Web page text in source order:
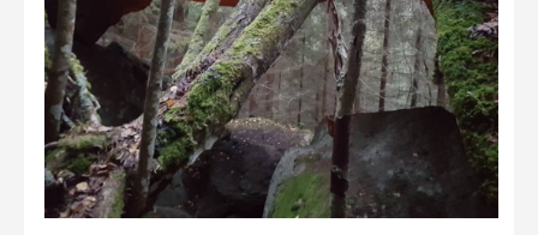
VANEMAD KUVAVÕISTLUSED
Hiite kuvavõistlus 2025
Hiite kuvavõistlus 2025 lisa
Liikuvad kuvad 2025
Hiite kuvavõistlus 2024